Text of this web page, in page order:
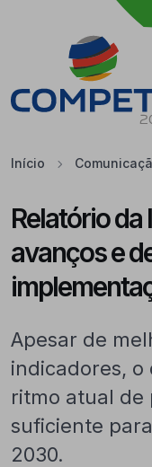
Saltar para o
Início
Relatório da
avanços e
Apesar de
indicadores,
ritmo atual de
suficiente
2030.